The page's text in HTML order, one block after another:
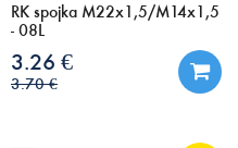
RK spojka M22x1,5/M14x1,5
- 08L
3.26 €
3.70 €